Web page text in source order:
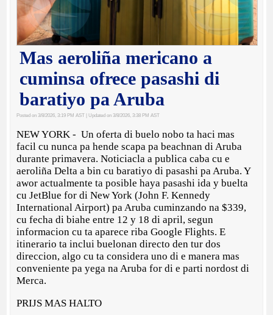
Mas aeroliña mericano a
cuminsa ofrece pasashi di
baratiyo pa Aruba
Posted on 3/8/2026, 3:19 PM AST | Updated on 3/8/2026, 3:38 PM AST
NEW YORK - Un oferta di buelo nobo ta haci mas
facil cu nunca pa hende scapa pa beachnan di Aruba
durante primavera. Noticiacla a publica caba cu e
aeroliña Delta a bin cu baratiyo di pasashi pa Aruba. Y
awor actualmente ta posible haya pasashi ida y buelta
cu JetBlue for di New York (John F. Kennedy
International Airport) pa Aruba cuminzando na $339,
cu fecha di biahe entre 12 y 18 di april, segun
informacion cu ta aparece riba Google Flights. E
itinerario ta inclui buelonan directo den tur dos
direccion, algo cu ta considera uno di e manera mas
conveniente pa yega na Aruba for di e parti nordost di
Merca.
PRIJS MAS HALTO